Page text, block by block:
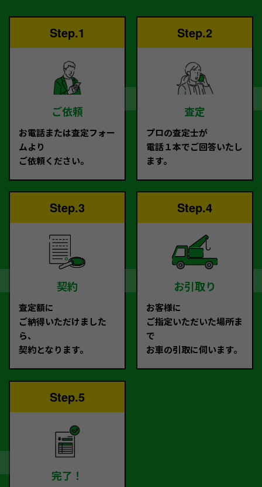
Step.1
ご依頼
お電話または査定フォー
ムより
ご依頼ください。
Step.2
査定
プロの査定士が
電話１本でご回答いたし
ます。
Step.3
契約
査定額に
ご納得いただけました
ら、
契約となります。
Step.4
お引取り
お客様に
ご指定いただいた場所ま
で
お車の引取に伺います。
Step.5
完了！